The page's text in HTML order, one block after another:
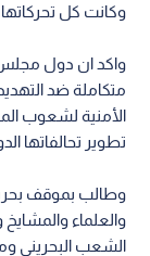
وكانت كل تحركاتها
واكد ان دول مجلس
متكاملة ضد
الأمنية لشعوب
تطوير تحالفاتها
وطالب بموقف
والعلماء
الشعب البحريني